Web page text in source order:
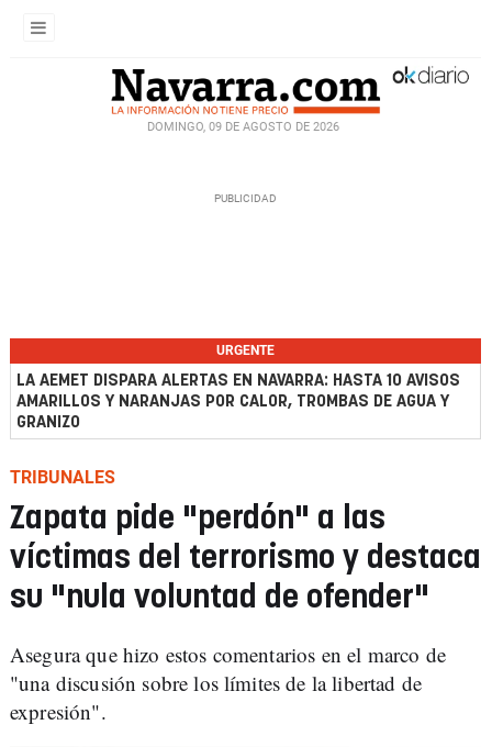
DOMINGO, 09 DE AGOSTO DE 2026
URGENTE
LA AEMET DISPARA ALERTAS EN NAVARRA: HASTA 10 AVISOS
AMARILLOS Y NARANJAS POR CALOR, TROMBAS DE AGUA Y
GRANIZO
TRIBUNALES
Zapata pide "perdón" a las
víctimas del terrorismo y destaca
su "nula voluntad de ofender"
Asegura que hizo estos comentarios en el marco de
"una discusión sobre los límites de la libertad de
expresión".